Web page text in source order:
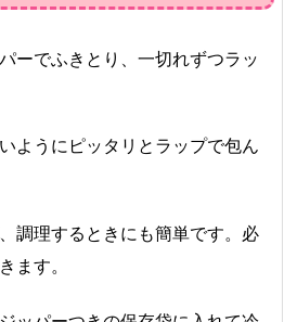
ーでふきとり、一切れずつラッ
ようにピッタリとラップで包ん
調理するときにも簡単です。必
ます。